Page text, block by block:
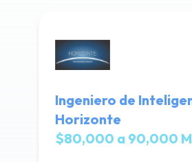
Ingeniero de
Horizonte
$80,000 a 90,000